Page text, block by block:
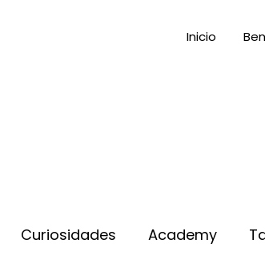
Inicio
Curiosidades Academy